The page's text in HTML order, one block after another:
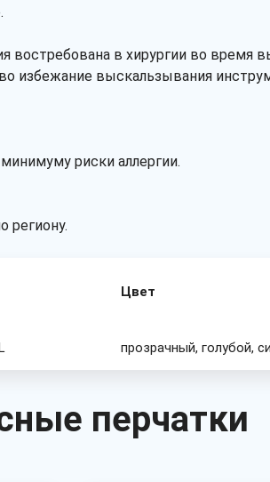
востребована в хирургии во
избежание выскальзывания
риски аллергии.
региону.
Цвет
прозрачный, голубой,
перчатки